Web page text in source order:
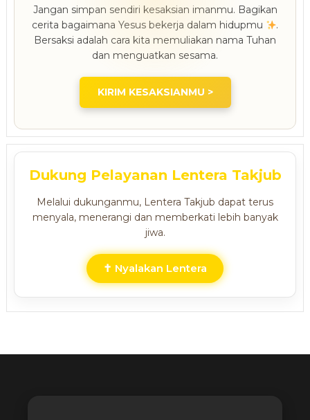
Jangan simpan sendiri kesaksian imanmu. Bagikan
cerita bagaimana Yesus bekerja dalam hidupmu
.
Bersaksi adalah cara kita memuliakan nama Tuhan
dan menguatkan sesama.
KIRIM KESAKSIANMU >
Dukung Pelayanan Lentera Takjub
Melalui dukunganmu, Lentera Takjub dapat terus
menyala, menerangi dan memberkati lebih banyak
jiwa.
✝ Nyalakan Lentera